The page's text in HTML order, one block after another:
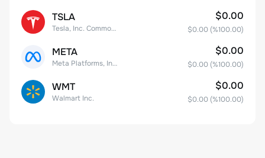
TSLA
Tesla, Inc. Common Stock
$0.00
$0.00 (%100.00)
META
Meta Platforms, Inc. Class A Common Stock
$0.00
$0.00 (%100.00)
WMT
Walmart Inc.
$0.00
$0.00 (%100.00)